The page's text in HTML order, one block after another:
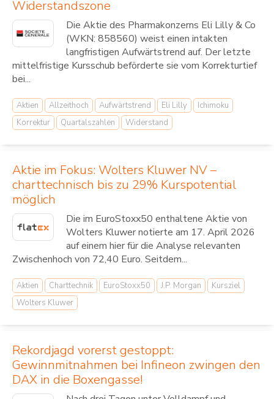
Widerstandszone
Die Aktie des Pharmakonzerns Eli Lilly & Co
(WKN: 858560) weist einen intakten
langfristigen Aufwärtstrend auf. Der letzte
mittelfristige Kursschub beförderte sie vom Korrekturtief
bei...
Aktien Allzeithoch Aufwärtstrend Eli Lilly
Ichimoku
Korrektur
Quartalszahlen Widerstand
Aktie im Fokus: Wolters Kluwer NV –
charttechnisch bis zu 29% Kurspotential
möglich
Die im EuroStoxx50 enthaltene Aktie von
Wolters Kluwer notierte am 17. April 2026
auf einem hier für die Analyse relevanten
Zwischenhoch von 72,40 Euro. Seitdem...
Aktien Charttechnik EuroStoxx50 J.P. Morgan
Kursziel
Wolters Kluwer
Rekordjagd vorerst gestoppt:
Gewinnmitnahmen bei Infineon zwingen den
DAX in die Boxengasse!